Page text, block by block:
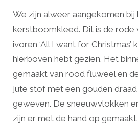
We zijn alweer aangekomen bij
kerstboomkleed. Dit is de rode
ivoren ‘All I want for Christmas’
hierboven hebt gezien. Het
gemaakt van rood fluweel en
jute stof met een gouden
geweven. De sneeuwvlokken
zijn er met de hand op